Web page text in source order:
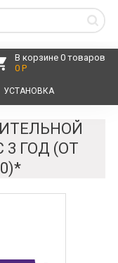
В корзине 0 товаров
0 Р
УСТАНОВКА
ГОД (ОТ